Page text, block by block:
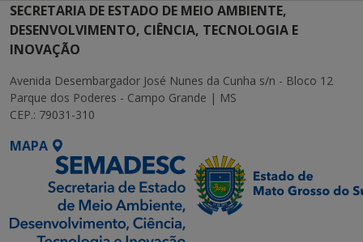
SECRETARIA DE ESTADO DE MEIO AMBIENTE,
DESENVOLVIMENTO, CIÊNCIA, TECNOLOGIA E
INOVAÇÃO
Avenida Desembargador José Nunes da Cunha s/n - Bloco 12
Parque dos Poderes - Campo Grande | MS
CEP.: 79031-310
MAPA